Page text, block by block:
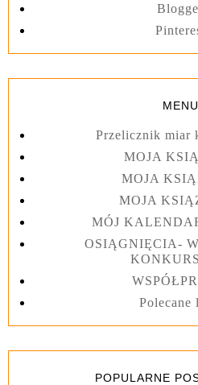
MENU
Przelicznik miar
MOJA
MOJA
MOJA
MÓJ
OSIĄGNIĘCIA-
Polecane
POPULARNE